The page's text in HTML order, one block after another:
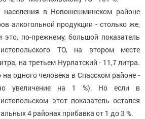
в Новошешминском районе
алкогольной продукции - столько же,
это, по-прежнему, большой показатель
ТО, на втором месте
на третьем Нурлатский - 11,7 литра.
одного человека в Спасском районе -
увеличение на 1 %). Но если в
этот показатель остался
4 районах прибавка от 1 до 3 %.